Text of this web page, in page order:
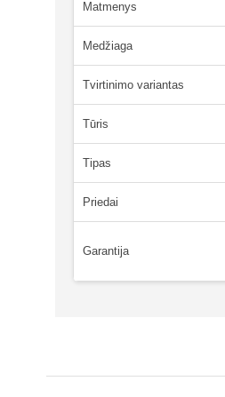
Matmenys
Medžiaga
Tvirtinimo variantas
Tūris
Tipas
Priedai
Garantija